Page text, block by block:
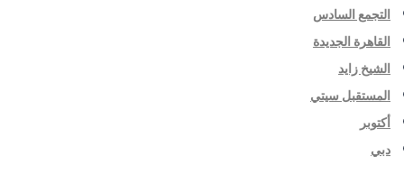
التجمع السادس
القاهرة الجديدة
الشيخ زايد
المستقبل سيتي
أكتوبر
دبي